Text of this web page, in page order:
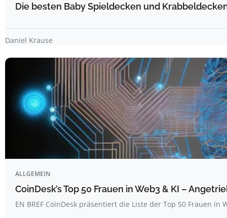
Die besten Baby Spieldecken und
Daniel Krause
ALLGEMEIN
CoinDesk’s Top 50 Frauen in Web3 & KI –
EN BREF CoinDesk präsentiert die Liste der Top 50 Frauen in